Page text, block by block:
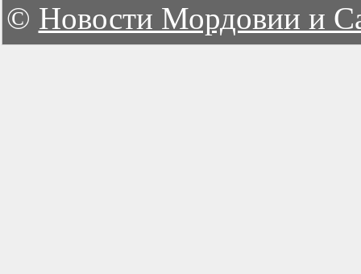
© Новости Мордовии и